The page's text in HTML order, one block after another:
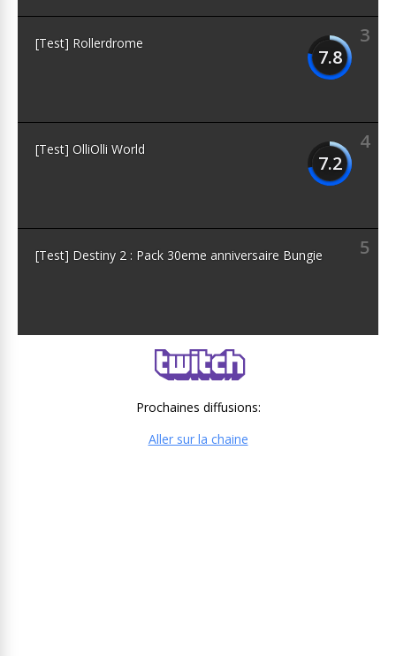
3
7.8
[Test] Rollerdrome
4
7.2
[Test] OlliOlli World
5
[Test] Destiny 2 : Pack 30eme anniversaire Bungie
Prochaines diffusions:
Aller sur la chaine